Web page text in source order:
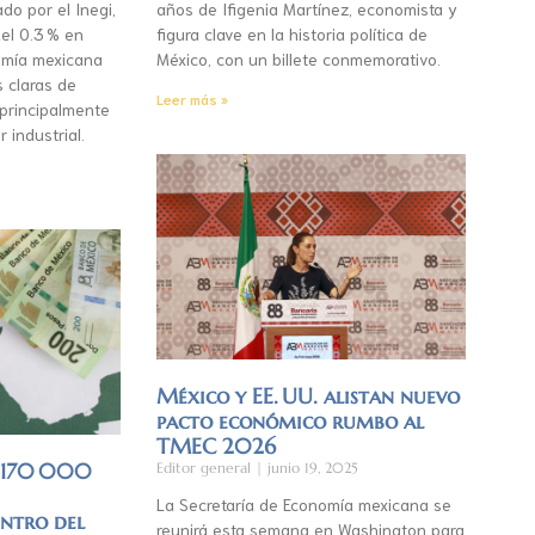
por el Inegi,
0.3 % en
mexicana
claras de
industrial.
años de Ifigenia Martínez, economista y
figura clave en la historia política de
México, con un billete conmemorativo.
Leer más »
000
del
México y EE. UU. alistan nuevo
pacto económico rumbo al
TMEC 2026
Editor general junio 19, 2025
La Secretaría de Economía mexicana se
reunirá esta semana en Washington para